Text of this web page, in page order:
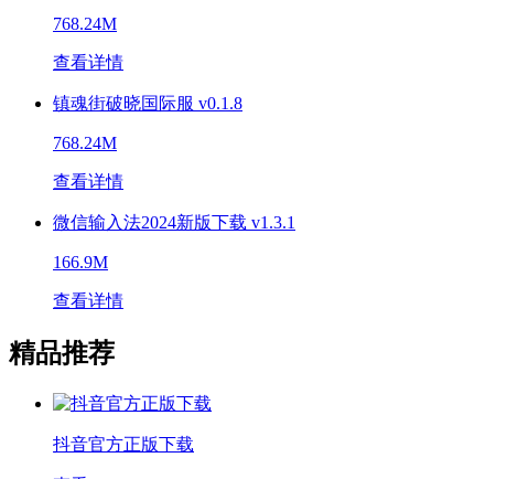
768.24M
查看详情
镇魂街破晓国际服 v0.1.8
768.24M
查看详情
微信输入法2024新版下载 v1.3.1
166.9M
查看详情
精品推荐
抖音官方正版下载